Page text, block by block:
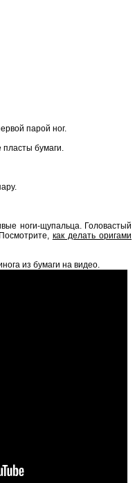
парой ног.
пласты бумаги.
ноги-щупальца. Головастый
как делать оригами
из бумаги на видео.